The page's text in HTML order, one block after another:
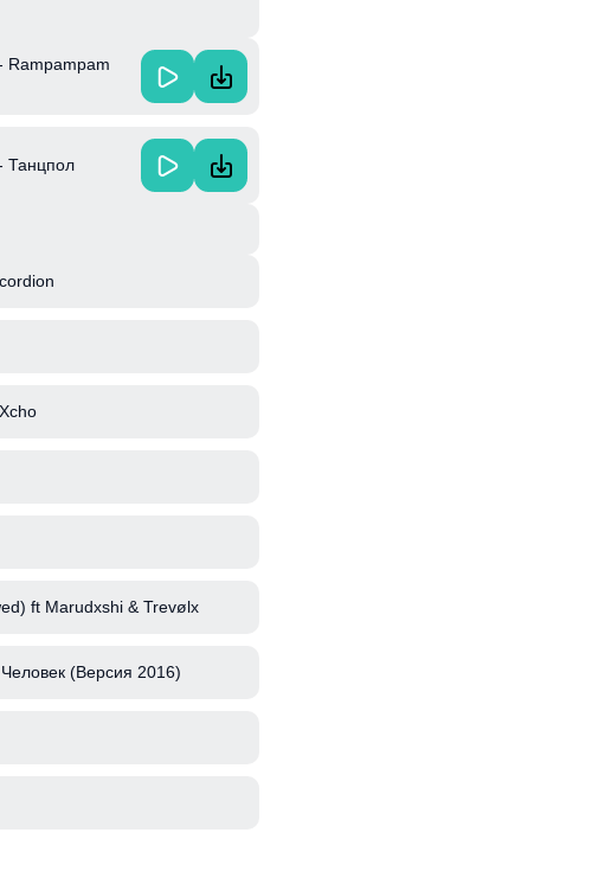
Rampampam
Танцпол
ft Marudxshi & Trevølx
(Версия 2016)